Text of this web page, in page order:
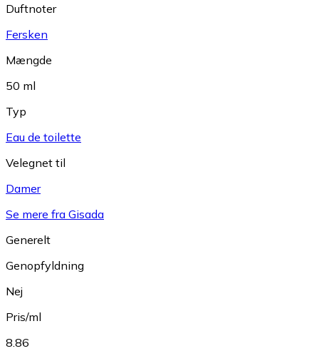
Duftnoter
Fersken
Mængde
50 ml
Typ
Eau de toilette
Velegnet til
Damer
Se mere fra Gisada
Generelt
Genopfyldning
Nej
Pris/ml
8.86